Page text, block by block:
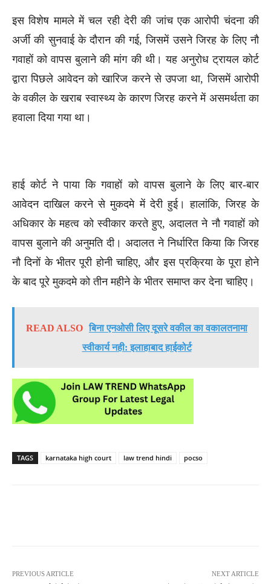
इस विशेष मामले में चल रही देरी की जांच एक आरोपी चंदना की
अर्जी की सुनवाई के दौरान की गई, जिसमें उसने जिरह के लिए नौ
गवाहों को वापस बुलाने की मांग की थी। यह अनुरोध ट्रायल कोर्ट
द्वारा पिछले आवेदन को खारिज करने से उपजा था, जिसमें आरोपी
के वकील के खराब स्वास्थ्य के कारण जिरह करने में असमर्थता का
हवाला दिया गया था।
हाई कोर्ट ने पाया कि गवाहों को वापस बुलाने के लिए बार-बार
आवेदन दाखिल करने से मुकदमे में देरी हुई। हालांकि, जिरह के
अधिकार के महत्व को स्वीकार करते हुए, अदालत ने नौ गवाहों को
वापस बुलाने की अनुमति दी। अदालत ने निर्धारित किया कि जिरह
नौ दिनों के भीतर पूरी होनी चाहिए, और इस प्रक्रिया के पूरा होने
के बाद पूरे मुकदमे को तीन महीने के भीतर समाप्त कर देना चाहिए।
READ ALSO बिना एनओसी लिए दूसरे वकील का वकालतनामा
स्वीकार्य नही: इलाहाबाद हाईकोर्ट
TAGS karnataka high court law trend hindi pocso
PREVIOUS ARTICLE NEXT ARTICLE